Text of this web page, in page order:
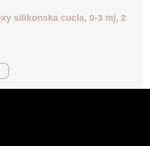
silikonska cucla, 0-3 mj, 2